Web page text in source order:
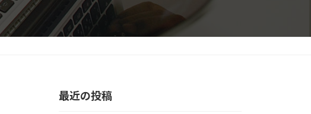
最近の投稿